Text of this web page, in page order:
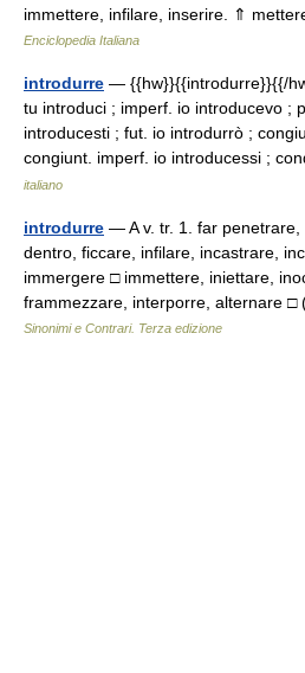
immettere, infilare, inserire. ⇑
Enciclopedia Italiana
introdurre — {{hw}}{{introdurre}}{{/
tu introduci ; imperf. io introducevo ;
introducesti ; fut. io introdurrò ;
congiunt. imperf. io introducessi ;
italiano
introdurre — A v. tr. 1. far
dentro, ficcare, infilare, incastrare,
immergere □ immettere, iniettare,
frammezzare, interporre, alternare
Sinonimi e Contrari. Terza edizione